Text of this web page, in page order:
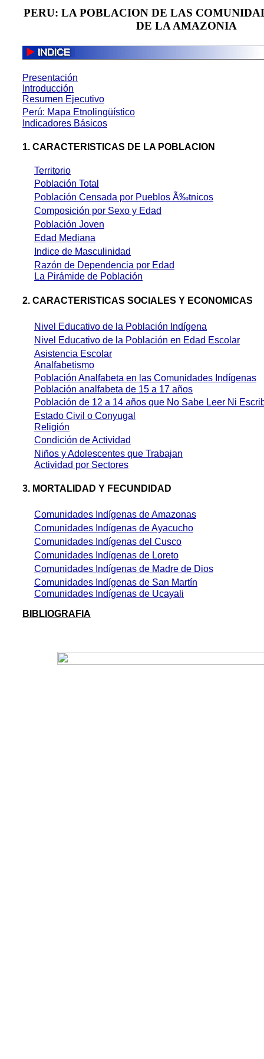
PERU: LA POBLACION DE LAS
DE LA AMAZONIA
Presentación
Introducción
Resumen Ejecutivo
Perú: Mapa Etnolingüístico
Indicadores Básicos
1. CARACTERISTICAS DE LA POBLACION
Territorio
Población Total
Población Censada por Pueblos Ã‰tnicos
Composición por Sexo y Edad
Población Joven
Edad Mediana
Indice de Masculinidad
Razón de Dependencia por Edad
La Pirámide de Población
2. CARACTERISTICAS SOCIALES Y ECONOMICAS
Nivel Educativo de la Población Indígena
Nivel Educativo de la Población en Edad Escolar
Asistencia Escolar
Analfabetismo
Población Analfabeta en las Comunidades Indígenas
Población analfabeta de 15 a 17 años
Población de 12 a 14 años que No Sabe Leer Ni
Estado Civil o Conyugal
Religión
Condición deActividad
Niños yAdolescentes que Trabajan
Actividad por Sectores
3. MORTALIDAD Y FECUNDIDAD
Comunidades Indígenas de Amazonas
Comunidades Indígenas de Ayacucho
Comunidades Indígenas del Cusco
Comunidades Indígenas de Loreto
Comunidades Indígenas de Madre de Dios
Comunidades Indígenas de San Martín
Comunidades Indígenas de Ucayali
BIBLIOGRAFIA